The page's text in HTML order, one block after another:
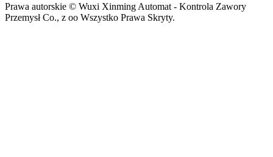
Prawa autorskie © Wuxi Xinming Automat - Kontrola Zawory
Przemysł Co., z oo Wszystko Prawa Skryty.